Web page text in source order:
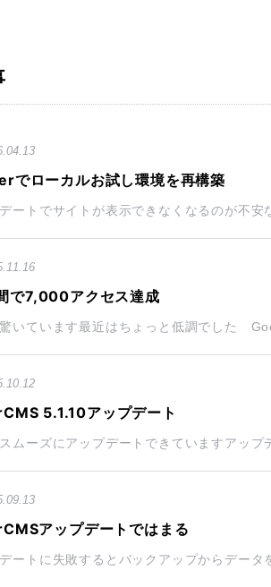
でローカルお試し環境を再構築
ートでサイトが表示できなくなるのが不
で7,000アクセス達成
いています最近はちょっと低調でした
5.1.10アップデート
ムーズにアップデートできていますアッ
アップデートではまる
ートに失敗するとバックアップからデー